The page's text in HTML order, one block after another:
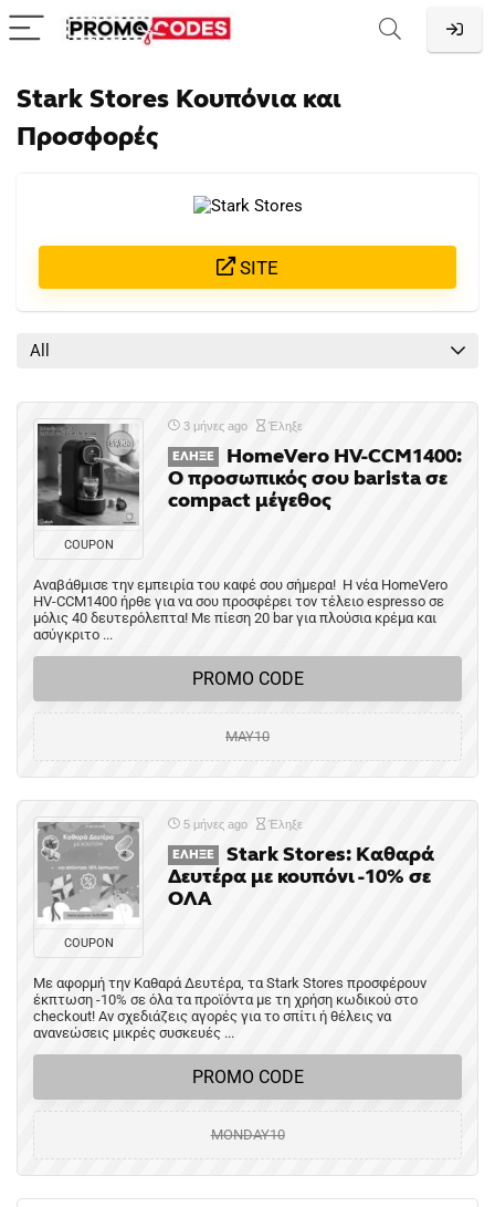
Stark Stores Κουπόνια και
Προσφορές
SITE
All
COUPON
3 μήνες ago Έληξε
ΈΛΗΞΕ
HomeVero HV-CCM1400:
Ο προσωπικός σου barista σε
compact μέγεθος
Αναβάθμισε την εμπειρία του καφέ σου σήμερα! Η νέα HomeVero
HV-CCM1400 ήρθε για να σου προσφέρει τον τέλειο espresso σε
μόλις 40 δευτερόλεπτα! Με πίεση 20 bar για πλούσια κρέμα και
ασύγκριτο ...
PROMO CODE
ΜΑΥ10
COUPON
5 μήνες ago Έληξε
ΈΛΗΞΕ
Stark Stores: Καθαρά
Δευτέρα με κουπόνι -10% σε
ΟΛΑ
Με αφορμή την Καθαρά Δευτέρα, τα Stark Stores προσφέρουν
έκπτωση -10% σε όλα τα προϊόντα με τη χρήση κωδικού στο
checkout! Αν σχεδιάζεις αγορές για το σπίτι ή θέλεις να
ανανεώσεις μικρές συσκευές ...
PROMO CODE
MONDAY10